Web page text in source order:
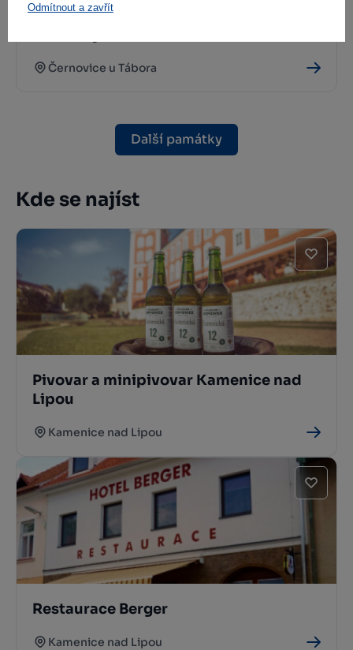
Odmítnout a zavřít
Černovice u Tábora
Další památky
Kde se najíst
Pivovar a minipivovar Kamenice nad
Lipou
Kamenice nad Lipou
Restaurace Berger
Kamenice nad Lipou